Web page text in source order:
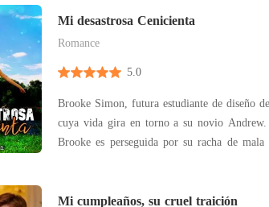
adoptivo empieza a tener sentimientos
¿Aquien es
Mi desastrosa Cenicienta
Romance
5.0
Brooke Simon, futura estudiante de diseño
cuya vida gira en torno a su novio Andrew.
Brooke es perseguida por su racha de mala
mejor amiga la arrastra a numerosas salidas
Mi cumpleaños, su cruel traición